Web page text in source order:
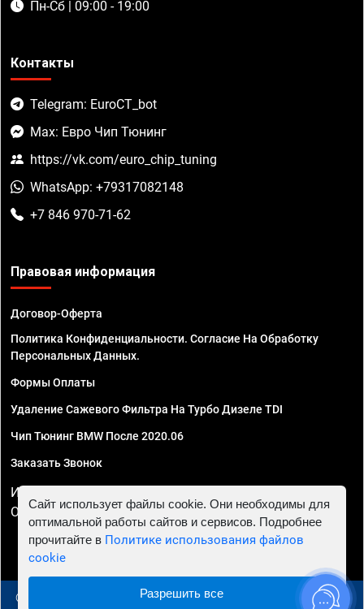
Пн-Сб | 09:00 - 19:00
Контакты
Telegram: EuroCT_bot
Max: Евро Чип Тюнинг
https://vk.com/euro_chip_tuning
WhatsApp: +79317082148
+7 846 970-71-62
Правовая информация
Договор-Оферта
Политика Конфиденциальности. Согласие На Обработку
Персональных Данных.
Формы Оплаты
Удаление Сажевого Фильтра На Турбо Дизеле TDI
Чип Тюнинг BMW После 2020.06
Заказать Звонок
ИП Смирнов Георгий Павлович. ИНН 781302555843,
ОГРНИП 324470400032610
© 2010 - 2026 Чип тюнинг в Самаре - Автосервис "Евро
Сайт использует файлы cookie. Они необходимы для
оптимальной работы сайтов и сервисов. Подробнее
прочитайте в Политике использования файлов
cookie
Разрешить все